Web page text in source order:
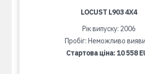
LOCUST L903 4X4
Рік випуску: 2006
Пробіг: Неможливо
Стартова ціна:10 558